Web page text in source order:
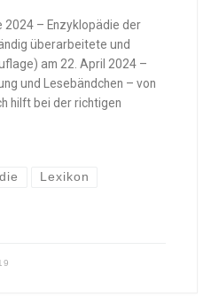
2024 – Enzyklopädie der
überarbeitete und
am 22. April 2024 –
und Lesebändchen – von
hilft bei der richtigen
Lexikon